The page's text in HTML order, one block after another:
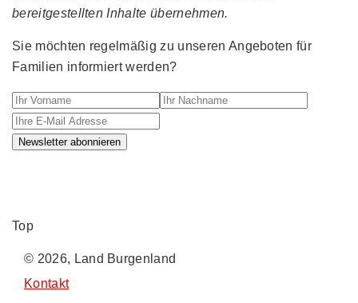
bereitgestellten Inhalte übernehmen.
Sie möchten regelmäßig zu unseren Angeboten für
Familien informiert werden?
Ihr Vorname Ihr Nachname
Newsletter abonnieren
Top
© 2026, Land Burgenland
Kontakt